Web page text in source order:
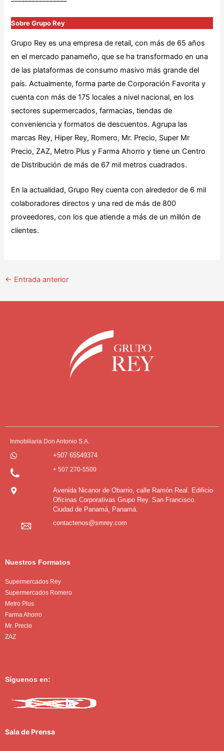
Sobre Grupo Rey
Grupo Rey es una empresa de retail, con más de 65 años
en el mercado panameño, que se ha transformado en una
de las plataformas de consumo masivo más grande del
país. Actualmente, forma parte de Corporación Favorita y
cuenta con más de 175 locales a nivel nacional, en los
sectores supermercados, farmacias, tiendas de
conveniencia y formatos de descuentos. Agrupa las
marcas Rey, Hiper Rey, Romero, Mr. Precio, Super Mr
Precio, ZAZ, Metro Plus y Farma Ahorro y tiene un Centro
de Distribución de más de 67 mil metros cuadrados.
En la actualidad, Grupo Rey cuenta con alrededor de 6 mil
colaboradores directos y una red de más de 800
proveedores, con los que atiende a más de un millón de
clientes.
← Entrada anterior
Inmobiliaria Don Antonio S.A.
+507 65549374
+ 507 270-5500
Avenida Nicanor de Obarrio, calle Ramón Real. Edificio
Oficinas Corporativas Grupo Rey. San Francisco.
Ciudad de Panamá, Panamá.
contactenos@smrey.com
Nuestros Formatos
Supermercados Rey
Supermercados Romero
Metro Plus
Farma Ahorro
Mr. Precio
ZAZ
Síguenos en:
Sala de Prensa